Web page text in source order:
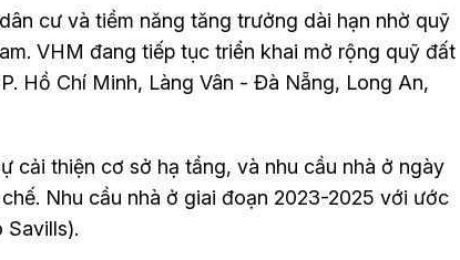
cư và tiềm năng tăng trưởng dài hạn nhờ quỹ
VHM đang tiếp tục triển khai mở rộng quỹ đất
Hồ Chí Minh, Làng Vân - Đà Nẵng, Long An,
cải thiện cơ sở hạ tầng, và nhu cầu nhà ở ngày
Nhu cầu nhà ở giai đoạn 2023-2025 với ước